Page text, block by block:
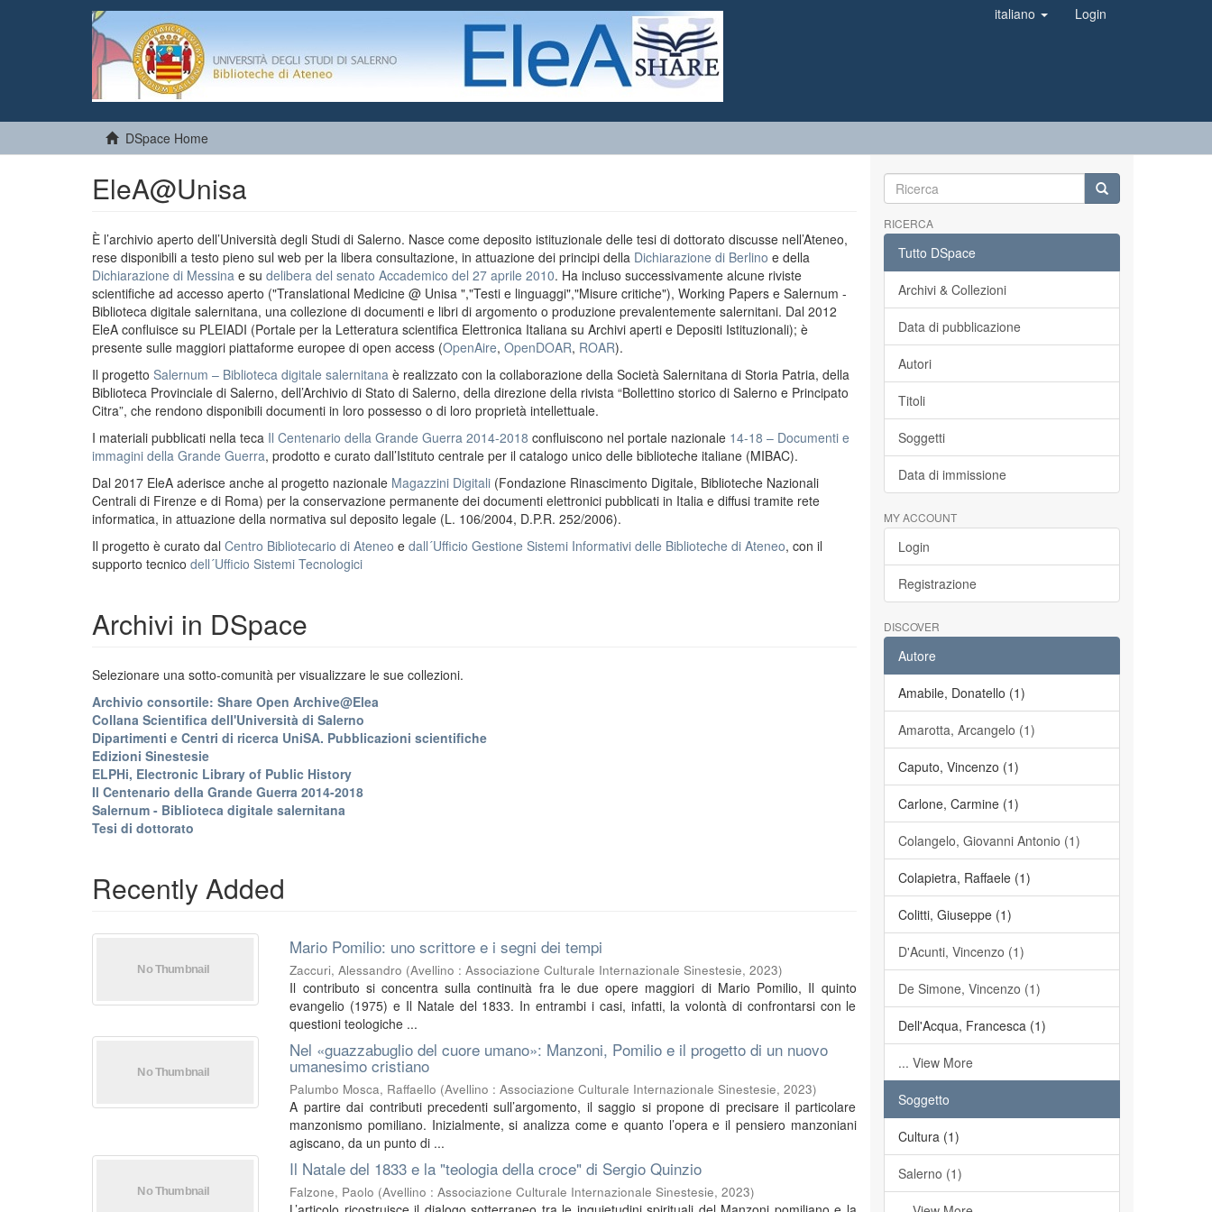
italiano Login
DSpace Home
EleA@Unisa
È l’archivio aperto dell’Università degli Studi di Salerno. Nasce come deposito istituzionale delle tesi di dottorato discusse nell’Ateneo,
rese disponibili a testo pieno sul web per la libera consultazione, in attuazione dei principi della Dichiarazione di Berlino e della
Dichiarazione di Messina e su delibera del senato Accademico del 27 aprile 2010. Ha incluso successivamente alcune riviste
scientifiche ad accesso aperto ("Translational Medicine @ Unisa ","Testi e linguaggi","Misure critiche"), Working Papers e Salernum -
Biblioteca digitale salernitana, una collezione di documenti e libri di argomento o produzione prevalentemente salernitani. Dal 2012
EleA confluisce su PLEIADI (Portale per la Letteratura scientifica Elettronica Italiana su Archivi aperti e Depositi Istituzionali); è
presente sulle maggiori piattaforme europee di open access (OpenAire, OpenDOAR, ROAR).
Il progetto Salernum – Biblioteca digitale salernitana è realizzato con la collaborazione della Società Salernitana di Storia Patria, della
Biblioteca Provinciale di Salerno, dell’Archivio di Stato di Salerno, della direzione della rivista “Bollettino storico di Salerno e Principato
Citra”, che rendono disponibili documenti in loro possesso o di loro proprietà intellettuale.
I materiali pubblicati nella teca Il Centenario della Grande Guerra 2014-2018 confluiscono nel portale nazionale 14-18 – Documenti e
immagini della Grande Guerra, prodotto e curato dall’Istituto centrale per il catalogo unico delle biblioteche italiane (MIBAC).
Dal 2017 EleA aderisce anche al progetto nazionale Magazzini Digitali (Fondazione Rinascimento Digitale, Biblioteche Nazionali
Centrali di Firenze e di Roma) per la conservazione permanente dei documenti elettronici pubblicati in Italia e diffusi tramite rete
informatica, in attuazione della normativa sul deposito legale (L. 106/2004, D.P.R. 252/2006).
Il progetto è curato dal Centro Bibliotecario di Ateneo e dall´Ufficio Gestione Sistemi Informativi delle Biblioteche di Ateneo, con il
supporto tecnico dell´Ufficio Sistemi Tecnologici
Archivi in DSpace
Selezionare una sotto-comunità per visualizzare le sue collezioni.
Archivio consortile: Share Open Archive@Elea
Collana Scientifica dell'Università di Salerno
Dipartimenti e Centri di ricerca UniSA. Pubblicazioni scientifiche
Edizioni Sinestesie
ELPHi, Electronic Library of Public History
Il Centenario della Grande Guerra 2014-2018
Salernum - Biblioteca digitale salernitana
Tesi di dottorato
Recently Added
Mario Pomilio: uno scrittore e i segni dei tempi
Zaccuri, Alessandro (Avellino : Associazione Culturale Internazionale Sinestesie,2023)
Il contributo si concentra sulla continuità fra le due opere maggiori di Mario Pomilio, Il quinto
evangelio (1975) e Il Natale del 1833. In entrambi i casi, infatti, la volontà di confrontarsi con le
questioni teologiche ...
Nel «guazzabuglio del cuore umano»: Manzoni, Pomilio e il progetto di un nuovo
umanesimo cristiano
Palumbo Mosca, Raffaello (Avellino : Associazione Culturale Internazionale Sinestesie,2023)
A partire dai contributi precedenti sull’argomento, il saggio si propone di precisare il particolare
manzonismo pomiliano. Inizialmente, si analizza come e quanto l’opera e il pensiero manzoniani
agiscano, da un punto di ...
Il Natale del 1833 e la "teologia della croce" di Sergio Quinzio
Falzone, Paolo (Avellino : Associazione Culturale Internazionale Sinestesie,2023)
RICERCA
Tutto DSpace
Archivi & Collezioni
Data di pubblicazione
Autori
Titoli
Soggetti
Data di immissione
MY ACCOUNT
Login
Registrazione
DISCOVER
Autore
Amabile, Donatello (1)
Amarotta, Arcangelo (1)
Caputo, Vincenzo (1)
Carlone, Carmine (1)
Colangelo, Giovanni Antonio (1)
Colapietra, Raffaele (1)
Colitti, Giuseppe (1)
D'Acunti, Vincenzo (1)
De Simone, Vincenzo (1)
Dell'Acqua, Francesca (1)
... View More
Soggetto
Cultura (1)
Salerno (1)